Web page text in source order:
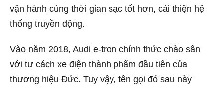
vận hành cùng thời gian sạc tốt hơn, cải thiện hệ
thống truyền động.
Vào năm 2018, Audi e-tron chính thức chào sân
với tư cách xe điện thành phẩm đầu tiên của
thương hiệu Đức. Tuy vậy, tên gọi đó sau này